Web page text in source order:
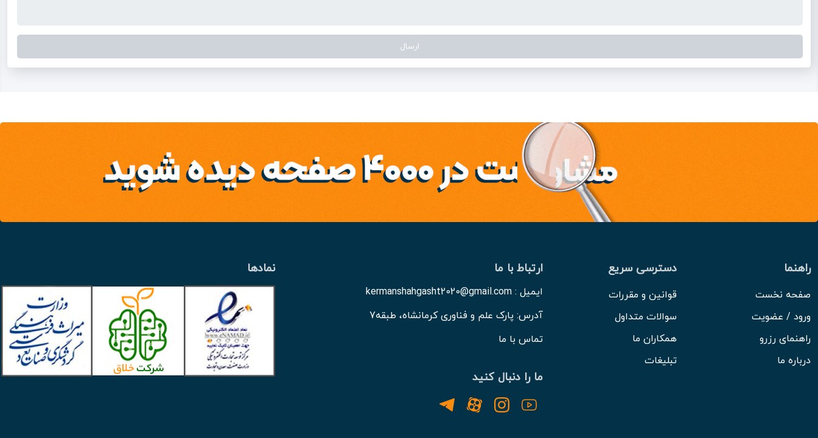
راهنما
صفحه نخست
ورود / عضویت
راهنمای رزرو
درباره ما
دسترسی سریع
قوانین و مقررات
سوالات متداول
همکاران ما
تبلیغات
ارتباط با ما
ایمیل : kermanshahgasht2020@gmail.com
آدرس: پارک علم و فناوری کرمانشاه، طبقه7
تماس با ما
ما را دنبال کنید
نمادها